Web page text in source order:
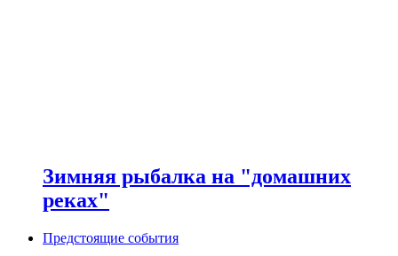
Зимняя рыбалка на "домашних
реках"
Предстоящие события